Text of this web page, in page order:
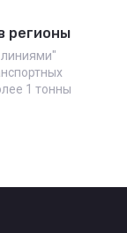
регионы
1 тонны